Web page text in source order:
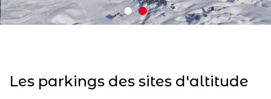
Les parkings des sites d'altitude